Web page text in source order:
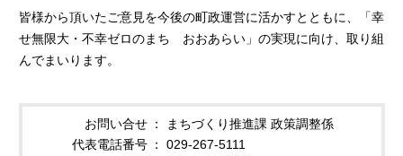
皆様から頂いたご意見を今後の町政運営に活かすとともに、「幸
せ無限大・不幸ゼロのまち おおあらい」の実現に向け、取り組
んでまいります。
お問い合せ
まちづくり推進課 政策調整係
代表電話番号
029-267-5111